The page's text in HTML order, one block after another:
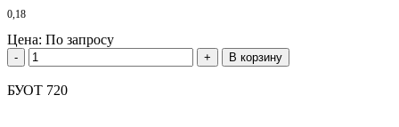
0,18
Цена: По запросу
- + В корзину
БУОТ 720